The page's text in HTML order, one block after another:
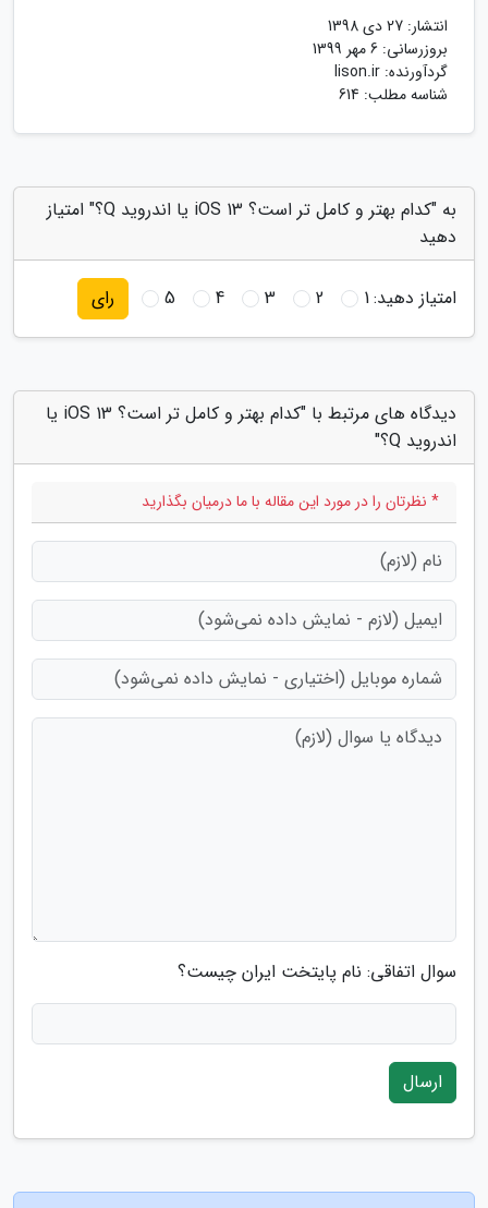
انتشار: 27 دی 1398
بروزرسانی: 6 مهر 1399
گردآورنده: lison.ir
شناسه مطلب: 614
به "کدام بهتر و کامل تر است؟ iOS 13 یا اندروید Q؟" امتیاز
دهید
امتیاز دهید:1
2
3
4
5 رای
دیدگاه های مرتبط با "کدام بهتر و کامل تر است؟ iOS 13 یا
اندروید Q؟"
* نظرتان را در مورد این مقاله با ما درمیان بگذارید
سوال اتفاقی: نام پایتخت ایران چیست؟
ارسال